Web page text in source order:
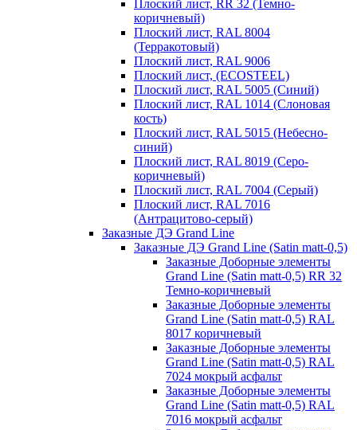
Плоский лист, RR 32 (Темно-
коричневый)
Плоский лист, RAL 8004
(Терракотовый)
Плоский лист, RAL 9006
Плоский лист, (ECOSTEEL)
Плоский лист, RAL 5005 (Синий)
Плоский лист, RAL 1014 (Слоновая
кость)
Плоский лист, RAL 5015 (Небесно-
синий)
Плоский лист, RAL 8019 (Серо-
коричневый)
Плоский лист, RAL 7004 (Серый)
Плоский лист, RAL 7016
(Антрацитово-серый)
Заказные ДЭ Grand Line
Заказные ДЭ Grand Line (Satin matt-0,5)
Заказные Доборные элементы
Grand Line (Satin matt-0,5) RR 32
Темно-коричневый
Заказные Доборные элементы
Grand Line (Satin matt-0,5) RAL
8017 коричневый
Заказные Доборные элементы
Grand Line (Satin matt-0,5) RAL
7024 мокрый асфальт
Заказные Доборные элементы
Grand Line (Satin matt-0,5) RAL
7016 мокрый асфальт